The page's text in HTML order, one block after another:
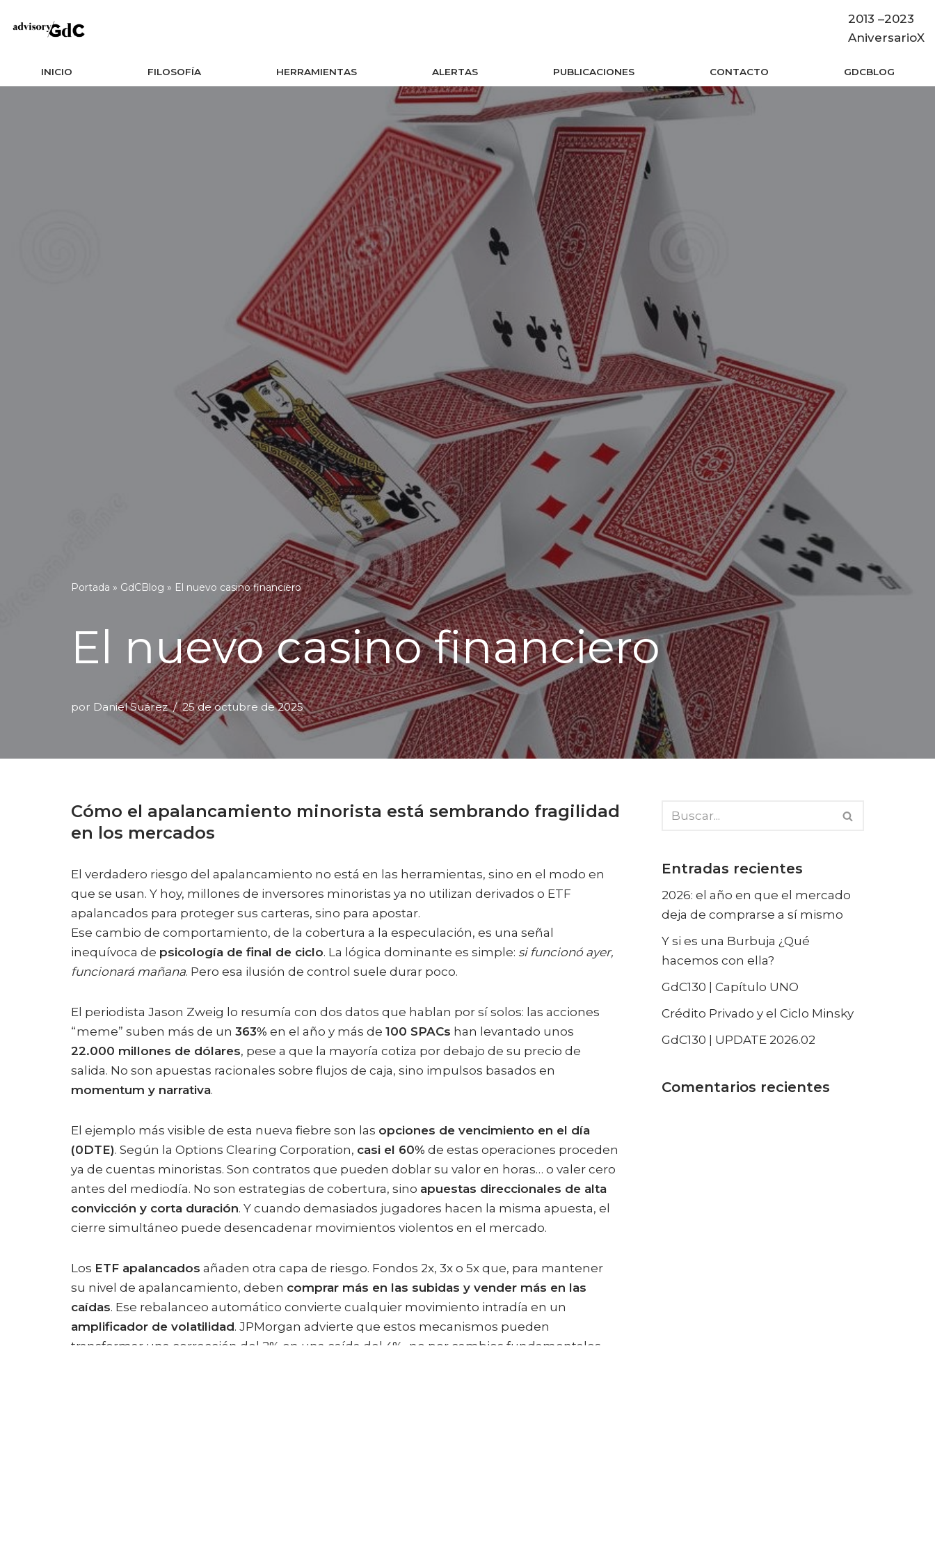
contenido
2013 –2023
AniversarioX
INICIO FILOSOFÍA HERRAMIENTAS ALERTAS PUBLICACIONES CONTACTO GDCBLOG
Portada » GdCBlog » El nuevo casino financiero
El nuevo casino financiero
por Daniel Suárez 25 de octubre de 2025
Cómo el apalancamiento minorista está sembrando fragilidad
en los mercados
El verdadero riesgo del apalancamiento no está en las herramientas, sino en el modo en
que se usan. Y hoy, millones de inversores minoristas ya no utilizan derivados o ETF
apalancados para proteger sus carteras, sino para apostar.
Ese cambio de comportamiento, de la cobertura a la especulación, es una señal
inequívoca de psicología de final de ciclo. La lógica dominante es simple: si funcionó ayer,
funcionará mañana. Pero esa ilusión de control suele durar poco.
El periodista Jason Zweig lo resumía con dos datos que hablan por sí solos: las acciones
“meme” suben más de un 363% en el año y más de 100 SPACs han levantado unos
22.000 millones de dólares, pese a que la mayoría cotiza por debajo de su precio de
salida. No son apuestas racionales sobre flujos de caja, sino impulsos basados en
momentum y narrativa.
El ejemplo más visible de esta nueva fiebre son las opciones de vencimiento en el día
(0DTE). Según la Options Clearing Corporation, casi el 60% de estas operaciones proceden
ya de cuentas minoristas. Son contratos que pueden doblar su valor en horas… o valer cero
antes del mediodía. No son estrategias de cobertura, sino apuestas direccionales de alta
convicción y corta duración. Y cuando demasiados jugadores hacen la misma apuesta, el
cierre simultáneo puede desencadenar movimientos violentos en el mercado.
Los ETF apalancados añaden otra capa de riesgo. Fondos 2x, 3x o 5x que, para mantener
su nivel de apalancamiento, deben comprar más en las subidas y vender más en las
caídas. Ese rebalanceo automático convierte cualquier movimiento intradía en un
amplificador de volatilidad. JPMorgan advierte que estos mecanismos pueden
transformar una corrección del 2% en una caída del 4%, no por cambios fundamentales,
Entradas recientes
2026: el año en que el mercado
deja de comprarse a sí mismo
Y si es una Burbuja ¿Qué
hacemos con ella?
GdC130 | Capítulo UNO
Crédito Privado y el Ciclo Minsky
GdC130 | UPDATE 2026.02
Comentarios recientes